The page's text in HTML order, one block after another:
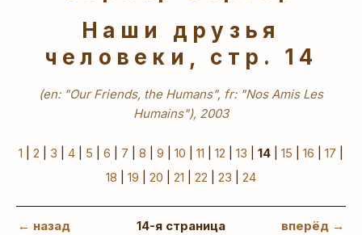
Наши друзья
человеки, стр. 14
(en: "Our Friends, the Humans", fr: "Nos Amis Les
Humains"), 2003
1 2 3 4 5 6 7 8 9 10 11 12 13 14 15 16 17
18
19 20 21 22 23 24
← назад 14-я страница вперёд →